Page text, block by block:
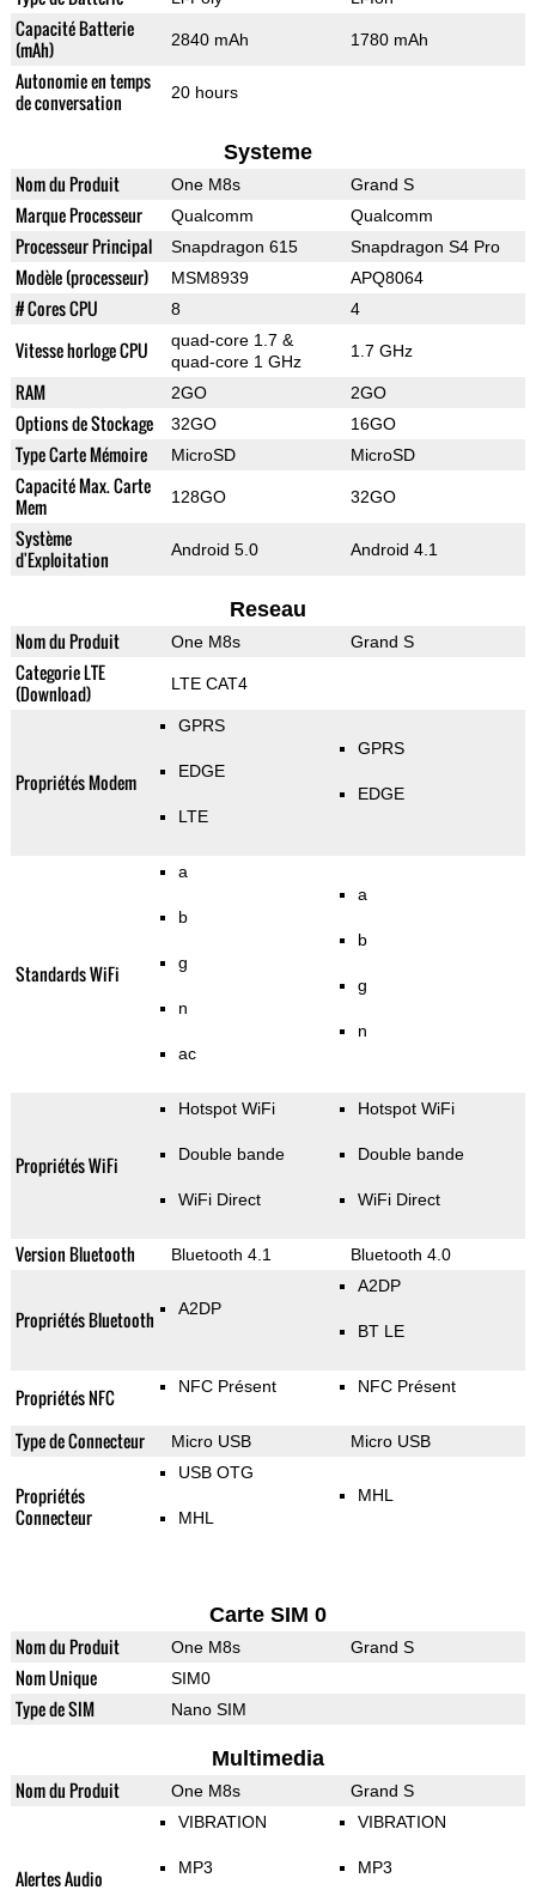
Capacité Batterie
(mAh)
2840 mAh 1780 mAh
Autonomie en temps
de conversation
20 hours
Systeme
Nom du Produit One M8s Grand S
Marque Processeur Qualcomm Qualcomm
Processeur Principal Snapdragon 615 Snapdragon S4 Pro
Modèle (processeur) MSM8939 APQ8064
# Cores CPU 8 4
Vitesse horloge CPU
quad-core 1.7 &
quad-core 1 GHz
1.7 GHz
RAM 2GO 2GO
Options de Stockage 32GO 16GO
Type Carte Mémoire MicroSD MicroSD
Capacité Max. Carte
Mem
128GO 32GO
Système
d'Exploitation
Android 5.0 Android 4.1
Reseau
Nom du Produit One M8s Grand S
Categorie LTE
(Download)
LTE CAT4
Propriétés Modem
GPRS
EDGE
LTE
GPRS
EDGE
Standards WiFi
a
b
g
n
ac
a
b
g
n
Propriétés WiFi
Hotspot WiFi
Double bande
WiFi Direct
Hotspot WiFi
Double bande
WiFi Direct
Version Bluetooth Bluetooth 4.1 Bluetooth 4.0
Propriétés Bluetooth A2DP
A2DP
BT LE
Propriétés NFC NFC Présent NFC Présent
Type de Connecteur Micro USB Micro USB
Propriétés
Connecteur
USB OTG
MHL
MHL
Carte SIM 0
Nom du Produit One M8s Grand S
Nom Unique SIM0
Type de SIM Nano SIM
Multimedia
Nom du Produit One M8s Grand S
Alertes Audio
VIBRATION
MP3
VIBRATION
MP3